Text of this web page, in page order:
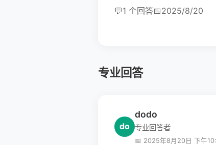
💬1 个回答📅2025/8/20
专业回答
do
dodo
专业回答者
📅 2025年8月20日 下午